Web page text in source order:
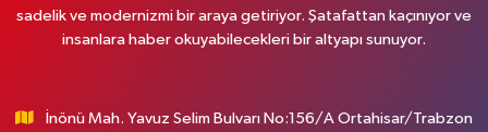
sadelik ve modernizmi bir araya getiriyor. Şatafattan kaçınıyor ve
insanlara haber okuyabilecekleri bir altyapı sunuyor.
İnönü Mah. Yavuz Selim Bulvarı No:156/A Ortahisar/Trabzon